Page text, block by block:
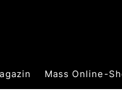
Mass Online-